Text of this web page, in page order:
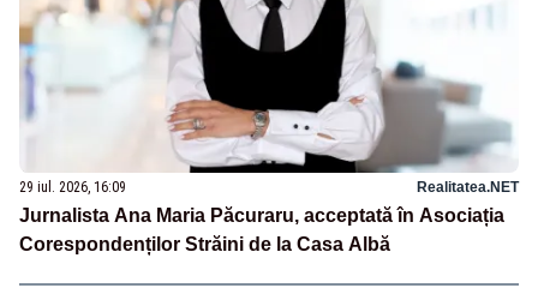
29 iul. 2026, 16:09 Realitatea.NET
Jurnalista Ana Maria Păcuraru, acceptată în Asociația
Corespondenților Străini de la Casa Albă